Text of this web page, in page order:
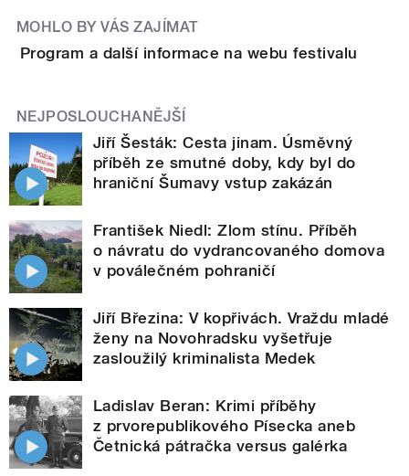
MOHLO BY VÁS ZAJÍMAT
Program a další informace na webu festivalu
NEJPOSLOUCHANĚJŠÍ
Jiří Šesták: Cesta jinam. Úsměvný
příběh ze smutné doby, kdy byl do
hraniční Šumavy vstup zakázán
František Niedl: Zlom stínu. Příběh
o návratu do vydrancovaného domova
v poválečném pohraničí
Jiří Březina: V kopřivách. Vraždu mladé
ženy na Novohradsku vyšetřuje
zasloužilý kriminalista Medek
Ladislav Beran: Krimi příběhy
z prvorepublikového Písecka aneb
Četnická pátračka versus galérka